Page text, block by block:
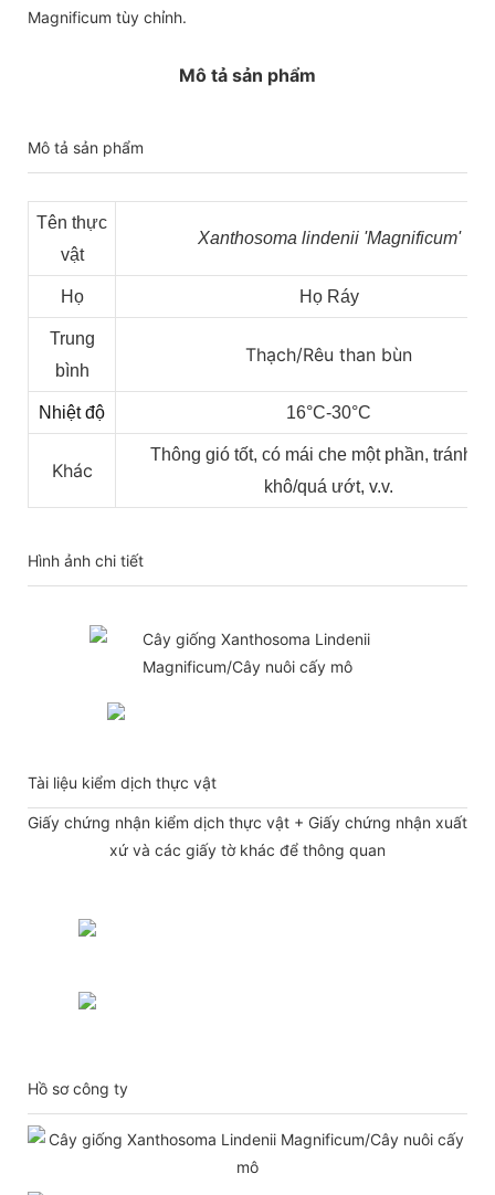
Magnificum tùy chỉnh.
Mô tả sản phẩm
Mô tả sản phẩm
Tên thực
vật
Xanthosoma lindenii 'Magnificum'
Họ Họ Ráy
Trung
bình
Thạch/Rêu than bùn
Nhiệt độ 16°C-30°C
Khác
Thông gió tốt, có mái che một phần, tránh
khô/quá ướt, v.v.
Hình ảnh chi tiết
Tài liệu kiểm dịch thực vật
Giấy chứng nhận kiểm dịch thực vật + Giấy chứng nhận xuất
xứ và các giấy tờ khác để thông quan
Hồ sơ công ty